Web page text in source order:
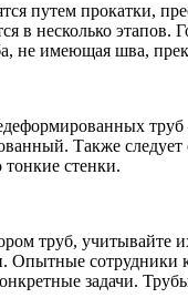
путем прокатки,
в несколько этапов.
не имеющая шва,
труб
Также
стенки.
труб, учитывайте
Опытные сотрудники
задачи.